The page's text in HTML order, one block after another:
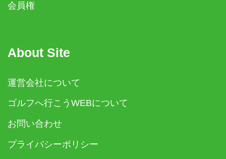
会員権
About Site
運営会社について
ゴルフへ行こうWEBについて
お問い合わせ
プライバシーポリシー